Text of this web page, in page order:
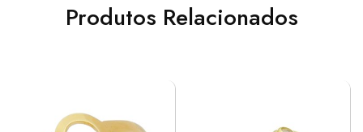
Produtos Relacionados